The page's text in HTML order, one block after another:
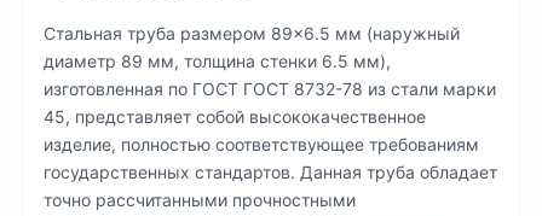
Стальная труба размером 89×6.5 мм (наружный
диаметр 89 мм, толщина стенки 6.5 мм),
изготовленная по ГОСТ ГОСТ 8732-78 из стали марки
45, представляет собой высококачественное
изделие, полностью соответствующее требованиям
государственных стандартов. Данная труба обладает
точно рассчитанными прочностными